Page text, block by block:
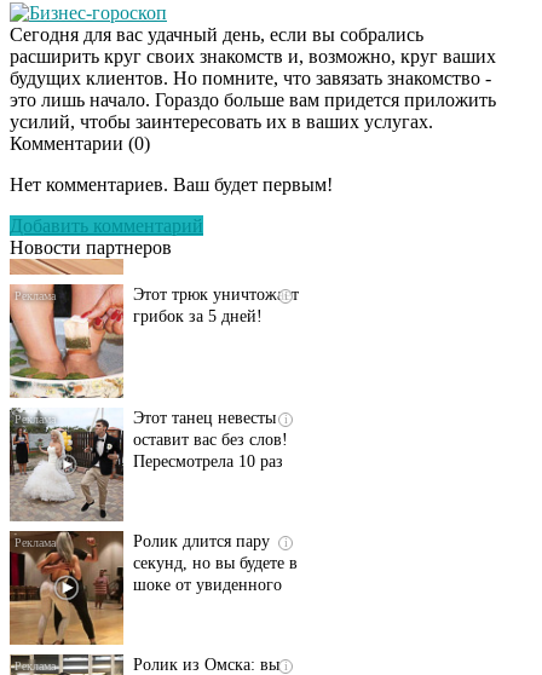
Бизнес-гороскоп
Сегодня для вас удачный день, если вы собрались
расширить круг своих знакомств и, возможно, круг ваших
будущих клиентов. Но помните, что завязать знакомство -
это лишь начало. Гораздо больше вам придется приложить
усилий, чтобы заинтересовать их в ваших услугах.
Комментарии (0)
Нет комментариев. Ваш будет первым!
Добавить комментарий
Новости партнеров
Даже самый
исчезнет с корнем,
грибок за 5 дней!
оставит вас без слов!
Пересмотрела 10 раз
секунд, но вы будете в
шоке от увиденного
будете смеяться долго